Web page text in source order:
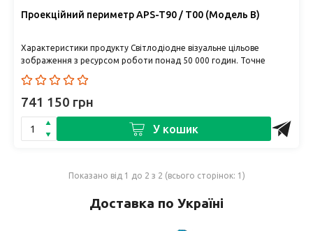
Проекційний периметр APS-T90 / T00 (Модель В)
Характеристики продукту Світлодіодне візуальне цільове
зображення з ресурсом роботи понад 50 000 годин. Точне
керування яс..
741 150 грн
У кошик
Показано від 1 до 2 з 2 (всього сторінок: 1)
Доставка по Україні